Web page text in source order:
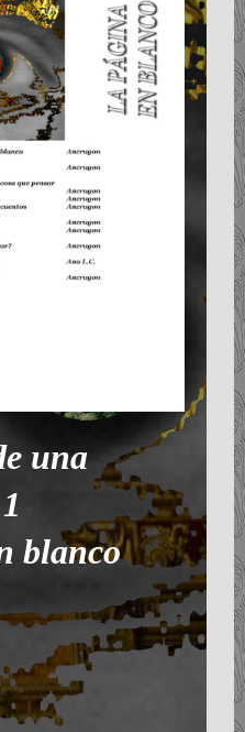
una
nº 1
blanco